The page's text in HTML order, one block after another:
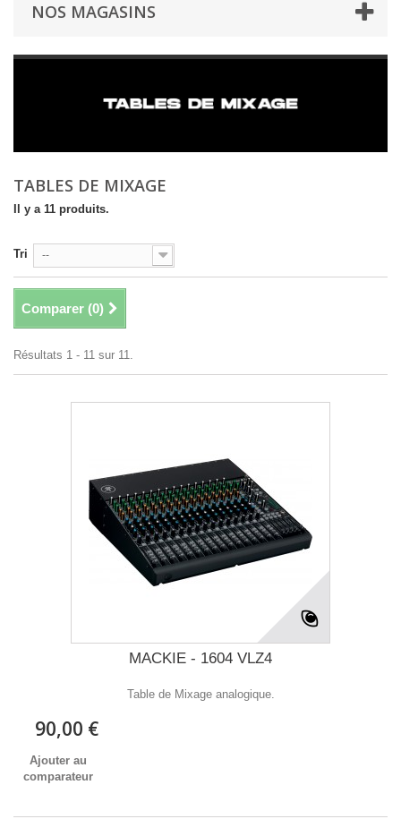
NOS MAGASINS
TABLES DE MIXAGE
Il y a 11 produits.
Tri --
Comparer (0)
Résultats 1 - 11 sur 11.
MACKIE - 1604 VLZ4
Table de Mixage analogique.
90,00 €
Ajouter au
comparateur